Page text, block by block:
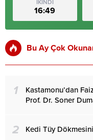
İKİNDİ
16:49
Bu Ay Çok
1
Kastamonu’dan
Prof. Dr. Soner
2 Kedi Tüy